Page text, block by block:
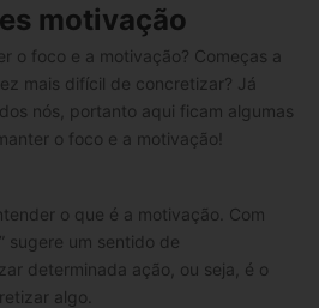
motivação
o foco e a motivação? Começas a
mais difícil de concretizar? Já
nós, portanto aqui ficam algumas
o foco e a motivação!
o que é a motivação. Com
sugere um sentido de
determinada ação, ou seja, é o
algo.